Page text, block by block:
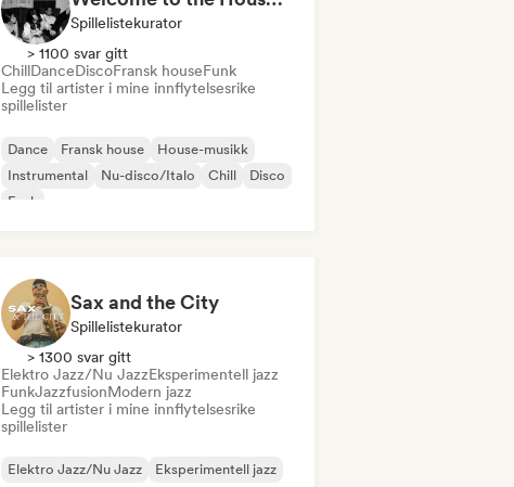
Spillelistekurator
> 1100 svar gitt
ChillDanceDiscoFransk houseFunk
Legg til artister i mine innflytelsesrike
spillelister
Dance Fransk house
House-musikk
Instrumental
Nu-disco/Italo Chill
Disco
Funk
Sax and the City
Spillelistekurator
> 1300 svar gitt
Elektro Jazz/Nu JazzEksperimentell jazz
FunkJazzfusionModern jazz
Legg til artister i mine innflytelsesrike
spillelister
Elektro Jazz/Nu Jazz
Eksperimentell jazz